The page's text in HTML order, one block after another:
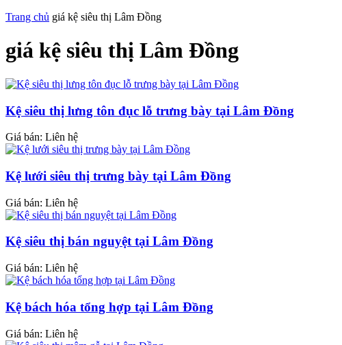
Trang chủ giá kệ siêu thị Lâm Đồng
giá kệ siêu thị Lâm Đồng
Kệ siêu thị lưng tôn đục lỗ trưng bày tại Lâm Đồng
Giá bán: Liên hệ
Kệ lưới siêu thị trưng bày tại Lâm Đồng
Giá bán: Liên hệ
Kệ siêu thị bán nguyệt tại Lâm Đồng
Giá bán: Liên hệ
Kệ bách hóa tổng hợp tại Lâm Đồng
Giá bán: Liên hệ